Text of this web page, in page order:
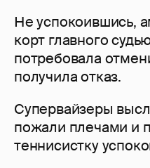
Не успокоившись,
корт главного
потребовала
получила отказ.
Супервайзеры
пожали плечами и
теннисистку